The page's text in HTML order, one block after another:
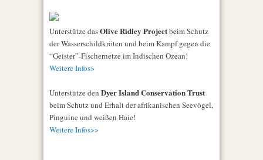
Unterstütze dasOlive Ridley Projectbeim Schutz
der Wasserschildkröten und beim Kampf gegen die
“Geister”-Fischernetze im Indischen Ozean!
Weitere Infos>
Unterstütze den Dyer Island Conservation Trust
beim Schutz und Erhalt der afrikanischen Seevögel,
Pinguine und weißen Haie!
Weitere Infos>>